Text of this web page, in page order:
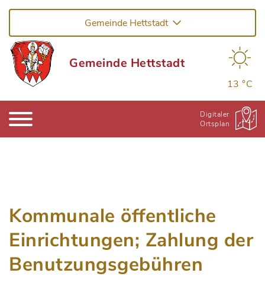
Gemeinde Hettstadt
Gemeinde Hettstadt
13 °C
Digitaler
Ortsplan
Kommunale öffentliche
Einrichtungen; Zahlung der
Benutzungsgebühren